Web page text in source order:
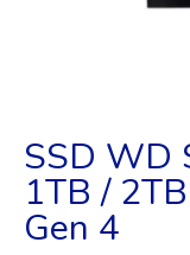
SSD WD
1TB /
Gen 4